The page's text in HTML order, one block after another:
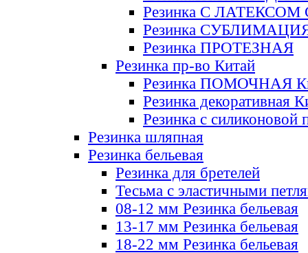
Резинка С ЛАТЕКСОМ
Резинка
Резинка ПРОТЕЗНАЯ
Резинка пр-во Китай
Резинка ПОМОЧНАЯ
Резинка декоративная
Резинка с силиконовой
Резинка шляпная
Резинка бельевая
Резинка для бретелей
Тесьма с эластичными
08-12 мм Резинка бельевая
13-17 мм Резинка бельевая
18-22 мм Резинка бельевая